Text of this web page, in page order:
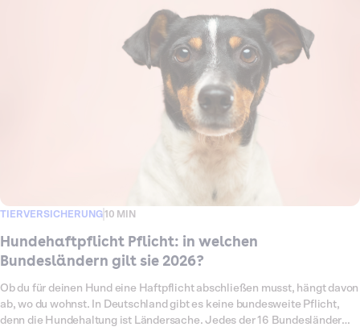
Versicherungen zahlt, wo die Grenze verläuft und an welchen typischen
Alltagssituationen du erkennst, welche greift. So weißt du, welchen
Schutz dein Hund wirklich braucht und ob es sinnvoll ist, beide
TIERVERSICHERUNG10 MIN
Hundehaftpflicht Pflicht: in welchen
Bundesländern gilt sie 2026?
Ob du für deinen Hund eine Haftpflicht abschließen musst, hängt davon
ab, wo du wohnst. In Deutschland gibt es keine bundesweite Pflicht,
denn die Hundehaltung ist Ländersache. Jedes der 16 Bundesländer